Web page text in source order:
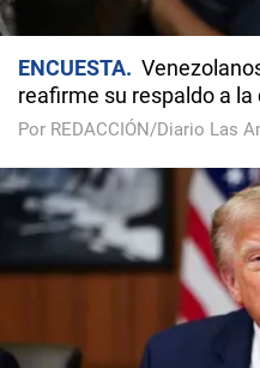
ENCUESTA
reafirme su respaldo a
Por REDACCIÓN/Diario Las